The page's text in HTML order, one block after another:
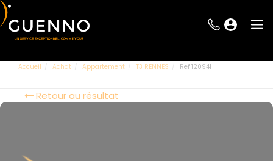
Accueil Achat Appartement T3 RENNES Ref 120941
Retour au résultat